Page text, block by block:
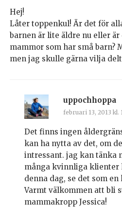
Hej!
Låter toppenkul! Är det för
barnen är lite äldre nu eller
mammor som har små barn?
men jag skulle gärna vilja
uppochhoppa
februari 13, 2013 kl.
Det finns ingen
kan ha nytta av det, om
intressant. jag kan tänka
många kvinnliga klienter
denna dag, se det som
Varmt välkommen att bli
mammakropp Jessica!